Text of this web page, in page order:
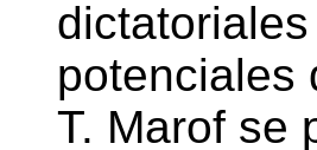
potenciales
T. Marof se